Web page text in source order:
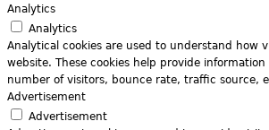
Analytics
Analytics
Analytical cookies are used to understand how
website. These cookies help provide
number of visitors, bounce rate, traffic source,
Advertisement
Advertisement